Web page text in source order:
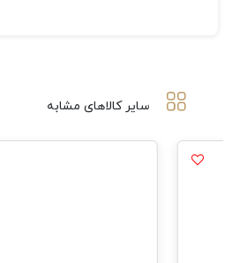
سایر کالاهای مشابه